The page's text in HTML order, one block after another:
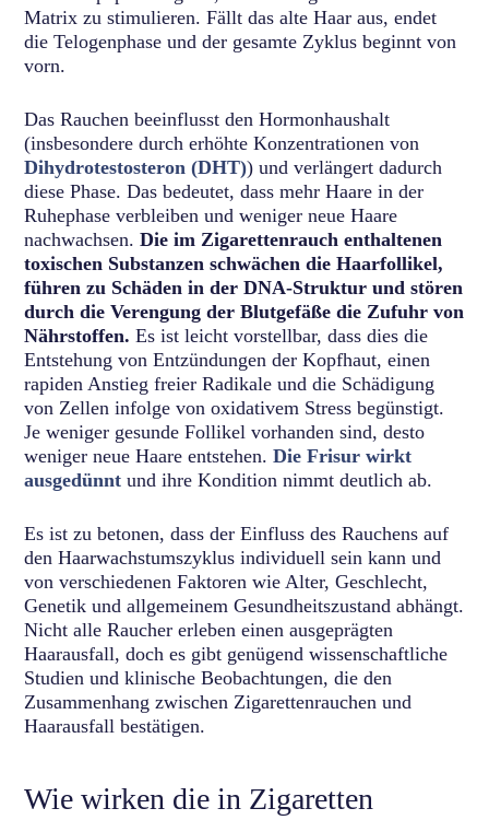
Matrix zu stimulieren. Fällt das alte Haar aus, endet
die Telogenphase und der gesamte Zyklus beginnt von
vorn.
Das Rauchen beeinflusst den Hormonhaushalt
(insbesondere durch erhöhte Konzentrationen von
Dihydrotestosteron (DHT)) und verlängert dadurch
diese Phase. Das bedeutet, dass mehr Haare in der
Ruhephase verbleiben und weniger neue Haare
nachwachsen.Die im Zigarettenrauch enthaltenen
toxischen Substanzen schwächen die Haarfollikel,
führen zu Schäden in der DNA-Struktur und stören
durch die Verengung der Blutgefäße die Zufuhr von
Nährstoffen. Es ist leicht vorstellbar, dass dies die
Entstehung von Entzündungen der Kopfhaut, einen
rapiden Anstieg freier Radikale und die Schädigung
von Zellen infolge von oxidativem Stress begünstigt.
Je weniger gesunde Follikel vorhanden sind, desto
weniger neue Haare entstehen.Die Frisur wirkt
ausgedünnt und ihre Kondition nimmt deutlich ab.
Es ist zu betonen, dass der Einfluss des Rauchens auf
den Haarwachstumszyklus individuell sein kann und
von verschiedenen Faktoren wie Alter, Geschlecht,
Genetik und allgemeinem Gesundheitszustand abhängt.
Nicht alle Raucher erleben einen ausgeprägten
Haarausfall, doch es gibt genügend wissenschaftliche
Studien und klinische Beobachtungen, die den
Zusammenhang zwischen Zigarettenrauchen und
Haarausfall bestätigen.
Wie wirken die in Zigaretten